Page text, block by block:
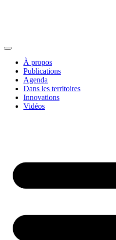
À propos
Publications
Agenda
Dans les territoires
Innovations
Vidéos